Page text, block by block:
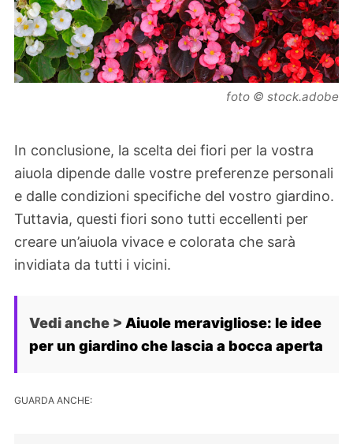
foto © stock.adobe
In conclusione, la scelta dei fiori per la vostra
aiuola dipende dalle vostre preferenze personali
e dalle condizioni specifiche del vostro giardino.
Tuttavia, questi fiori sono tutti eccellenti per
creare un’aiuola vivace e colorata che sarà
invidiata da tutti i vicini.
Vedi anche > Aiuole meravigliose: le idee
per un giardino che lascia a bocca aperta
GUARDA ANCHE: